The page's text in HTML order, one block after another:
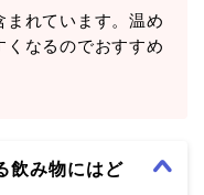
れています。温め
なるのでおすすめ
飲み物にはど